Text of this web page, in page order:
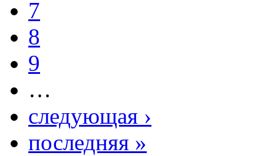
7
8
9
…
следующая ›
последняя »